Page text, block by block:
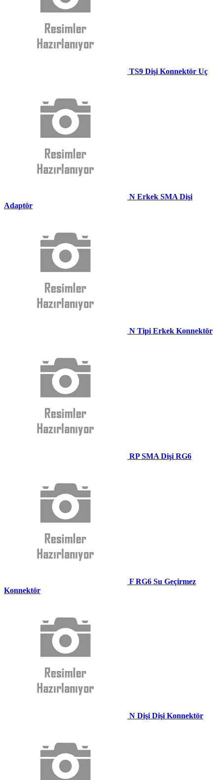
TS9 Dişi Konnektör Uç
N Erkek SMA Dişi
Adaptör
N Tipi Erkek Konnektör
RP SMA Dişi RG6
F RG6 Su Geçirmez
Konnektör
N Dişi Dişi Konnektör